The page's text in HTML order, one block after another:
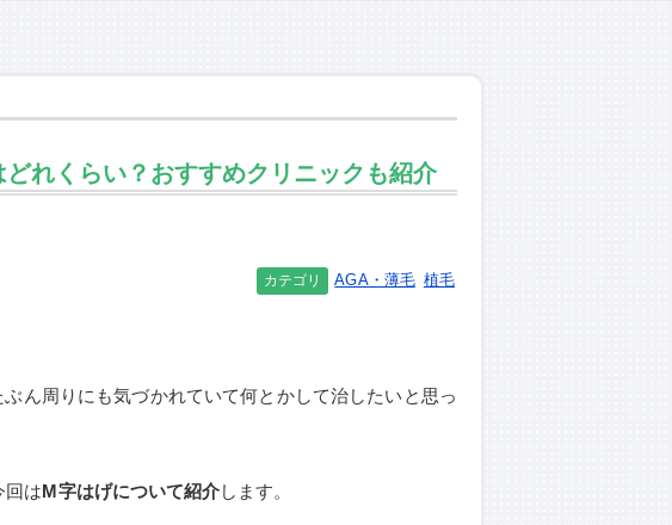
れくらい？おすすめクリニックも紹介
カテゴリ AGA・薄毛 植毛
ん周りにも気づかれていて何とかして治したいと思っ
回はM字はげについて紹介します。